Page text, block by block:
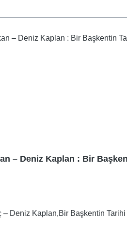
– Deniz Kaplan : Bir
– Deniz Kaplan,Bir Başkentin